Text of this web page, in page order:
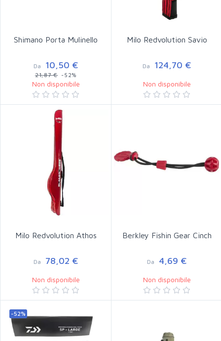
Shimano Porta Mulinello
Da 10,50 €
21,87 €-52%
Non disponibile
Milo Redvolution Savio
Da 124,70 €
Non disponibile
Milo Redvolution Athos
Da 78,02 €
Non disponibile
Berkley Fishin Gear Cinch
Da 4,69 €
Non disponibile
-52%